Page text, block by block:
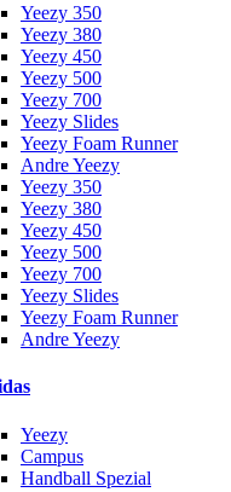
Yeezy 350
Yeezy 380
Yeezy 450
Yeezy 500
Yeezy 700
Yeezy Slides
Yeezy Foam Runner
Andre Yeezy
Yeezy 350
Yeezy 380
Yeezy 450
Yeezy 500
Yeezy 700
Yeezy Slides
Yeezy Foam Runner
Andre Yeezy
Yeezy
Campus
Handball Spezial